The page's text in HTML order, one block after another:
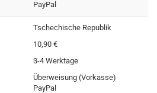
PayPal
Tschechische Republik
10,90 €
3-4 Werktage
Überweisung (Vorkasse)
PayPal